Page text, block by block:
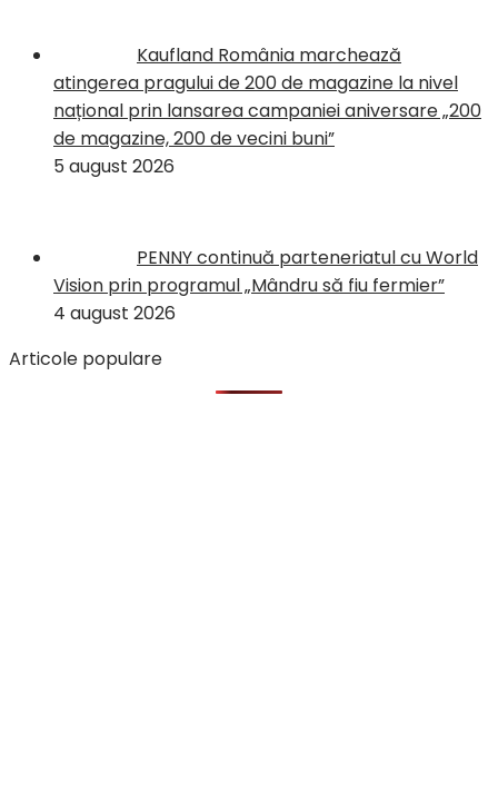
Kaufland România marchează
atingerea pragului de 200 de magazine la nivel
național prin lansarea campaniei aniversare „200
de magazine, 200 de vecini buni”
5 august 2026
PENNY continuă parteneriatul cu World
Vision prin programul „Mândru să fiu fermier”
4 august 2026
Articole populare